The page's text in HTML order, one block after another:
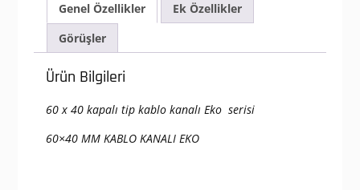
Genel Özellikler
Ek Özellikler
Görüşler
Ürün Bilgileri
60 x 40 kapalı tip kablo kanalı Eko serisi
60×40 MM KABLO KANALI EKO